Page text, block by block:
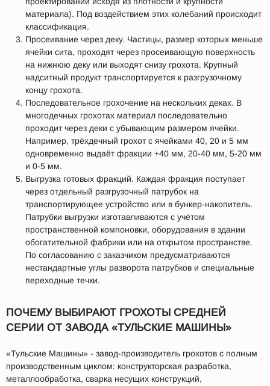
материала). Под воздействием этих колебаний происходит
классификация.
Просеивание через деку. Частицы, размер которых меньше
ячейки сита, проходят через просеивающую поверхность
на нижнюю деку или выходят снизу грохота. Крупный
надситный продукт транспортируется к разгрузочному
концу грохота.
Последовательное грохочение на нескольких деках. В
многодечных грохотах материал последовательно
проходит через деки с убывающим размером ячейки.
Например, трёхдечный грохот с ячейками 40, 20 и 5 мм
одновременно выдаёт фракции +40 мм, 20-40 мм, 5-20 мм
и 0-5 мм.
Выгрузка готовых фракций. Каждая фракция поступает
через отдельный разгрузочный патрубок на
транспортирующее устройство или в бункер-накопитель.
Патрубки выгрузки изготавливаются с учётом
пространственной компоновки, оборудования в здании
обогатительной фабрики или на открытом пространстве.
По согласованию с заказчиком предусматриваются
нестандартные углы разворота патрубков и специальные
переходные течки.
ПОЧЕМУ ВЫБИРАЮТ ГРОХОТЫ СРЕДНЕЙ
СЕРИИ ОТ ЗАВОДА «ТУЛЬСКИЕ МАШИНЫ»
«Тульские Машины» - завод-производитель грохотов с полным
производственным циклом: конструкторская разработка,
металлообработка, сварка несущих конструкций,